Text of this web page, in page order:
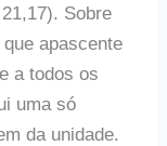
Sobre
apascente
a todos os
uma só
da unidade.